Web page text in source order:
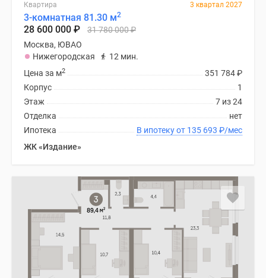
Новости
недвижимости
Мнение
эксперта
Аналитика
рынка
Покупателю
Экспертиза
новостроек
Контакты
Квартира 3 квартал 2027
3-комнатная 81.30 м2
28 600 000 ₽ 31 780 000₽
Москва, ЮВАО
Нижегородская
12 мин.
351 784₽
Цена за м2
1
Корпус
7 из 24
Этаж
нет
Отделка
В ипотеку от 135 693 ₽/мес
Ипотека
ЖК «Издание»